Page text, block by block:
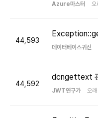
Azure마스터
44,593
데이터베이스귀신
44,592
dcngettext
JWT연구가 오